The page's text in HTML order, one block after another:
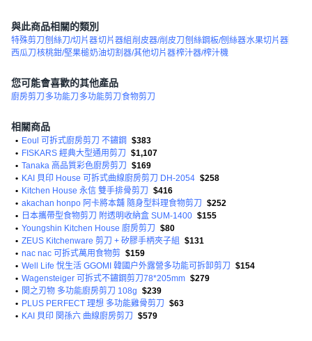
與此商品相關的類別
特殊剪刀刨絲刀/切片器切片器組 削皮器/削皮刀刨絲鋼板/刨絲器水果切片器
西瓜刀核桃鉗/堅果槌奶油切割器/其他切片器榨汁器/榨汁機
您可能會喜歡的其他產品
廚房剪刀 多功能刀 多功能剪刀食物剪刀
相關商品
• Eoul 可拆式廚房剪刀 不鏽鋼
$383
• FISKARS 經典大型通用剪刀 $1,107
• Tanaka 高品質彩色廚房剪刀 $169
• KAI 貝印 House 可拆式曲線廚房剪刀 DH-2054 $258
• Kitchen House 永信 雙手排骨剪刀 $416
• akachan honpo 阿卡將本舖 隨身型料理食物剪刀 $252
•
日本攜帶型食物剪刀 附透明收納盒 SUM-1400 $155
• Youngshin Kitchen House 廚房剪刀 $80
• ZEUS Kitchenware 剪刀 + 矽膠手柄夾子組
$131
• nac nac 可拆式萬用食物剪 $159
• Well Life 悅生活 GGOMI 韓國户外露營多功能可拆卸剪刀 $154
• Wagensteiger 可拆式不鏽鋼剪刀78*205mm $279
• 関之刃物 多功能廚房剪刀 108g $239
• PLUS PERFECT 理想 多功能雞骨剪刀 $63
• KAI 貝印 関孫六 曲線廚房剪刀 $579